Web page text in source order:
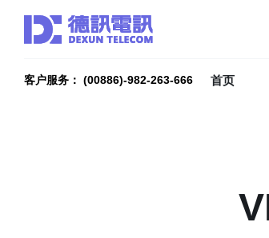
客户服务： (00886)-982-263-666 首页